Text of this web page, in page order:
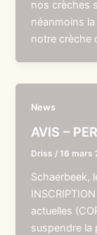
nos crèches
néanmoins
notre crèche
News
AVIS –
Driss /16 mars
Schaerbeek,
actuelles
suspendre la